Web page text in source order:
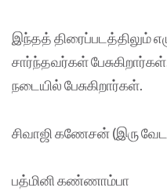
இந்தத் திரைப்படத்திலும்
சார்ந்தவர்கள்
நடையில் பேசுகிறார்கள்.
சிவாஜி கணேசன் (இரு
பத்மினி கண்ணாம்பா